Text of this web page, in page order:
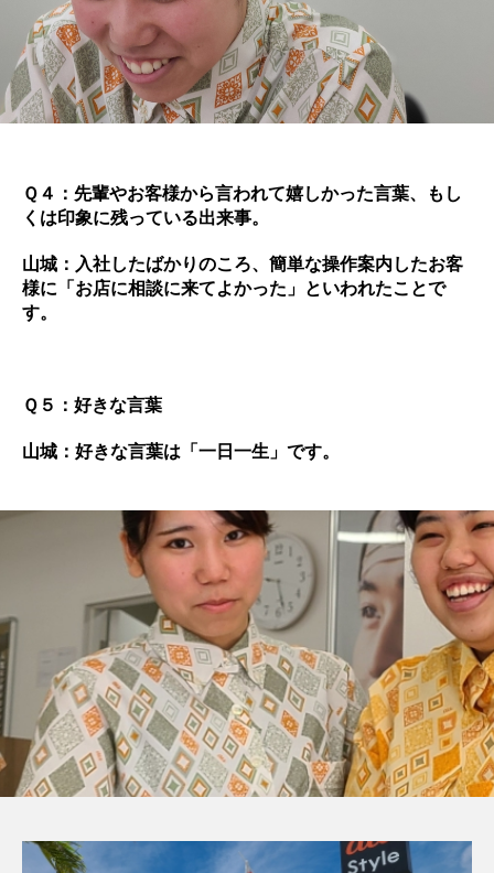
Ｑ４：先輩やお客様から言われて嬉しかった言葉、もし
くは印象に残っている出来事。
山城：入社したばかりのころ、簡単な操作案内したお客
様に「お店に相談に来てよかった」といわれたことで
す。
Ｑ５：好きな言葉
山城：好きな言葉は「一日一生」です。